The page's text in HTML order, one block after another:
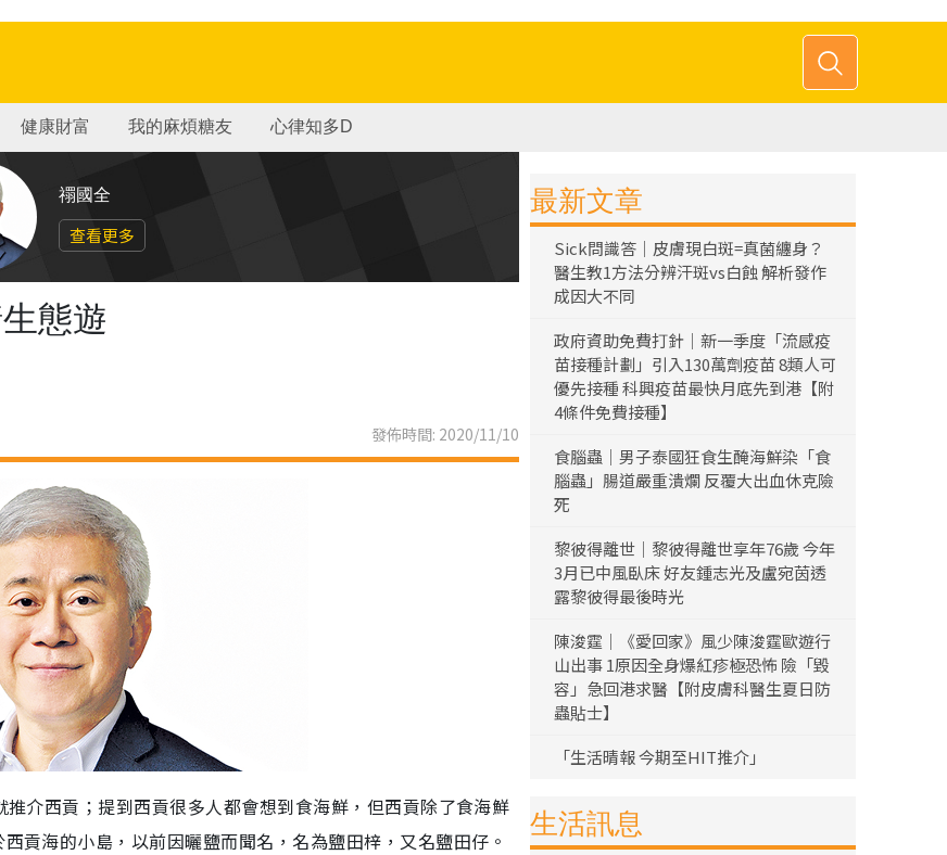
健康財富 我的麻煩糖友 心律知多D
禤國全
查看更多
態遊
發佈時間: 2020/11/10
介西貢；提到西貢很多人都會想到食海鮮，但西貢除了食海鮮
貢海的小島，以前因曬鹽而聞名，名為鹽田梓，又名鹽田仔。
最新文章
Sick問識答｜皮膚現白斑=真菌纏身？
醫生教1方法分辨汗斑vs白蝕 解析發作
成因大不同
政府資助免費打針｜新一季度「流感疫
苗接種計劃」引入130萬劑疫苗 8類人可
優先接種 科興疫苗最快月底先到港【附
4條件免費接種】
食腦蟲｜男子泰國狂食生醃海鮮染「食
腦蟲」腸道嚴重潰爛 反覆大出血休克險
死
黎彼得離世｜黎彼得離世享年76歲 今年
3月已中風臥床 好友鍾志光及盧宛茵透
露黎彼得最後時光
陳浚霆｜《愛回家》風少陳浚霆歐遊行
山出事 1原因全身爆紅疹極恐怖 險「毀
容」急回港求醫【附皮膚科醫生夏日防
蟲貼士】
「生活晴報 今期至HIT推介」
生活訊息